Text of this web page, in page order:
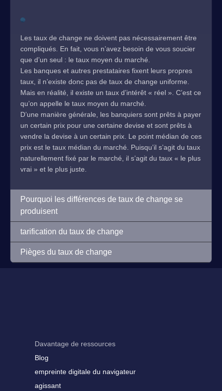
Les taux de change ne doivent pas nécessairement être
compliqués. En fait, vous n’avez besoin de vous soucier
que d’un seul : le taux moyen du marché.
Les banques et autres prestataires fixent leurs propres
taux, il n’existe donc pas de taux de change uniforme.
Mais en réalité, il existe un taux d’intérêt « réel ». C’est ce
qu’on appelle le taux moyen du marché.
D’une manière générale, les banquiers sont prêts à payer
un certain prix pour une certaine devise et sont prêts à
vendre la devise à un certain prix. Le point médian de ces
prix est le taux médian du marché. Puisqu’il s’agit du taux
naturellement fixé par le marché, il s’agit du taux « le plus
vrai » et le plus juste.
Pourquoi les différences de taux de change se
produisent
tarification du taux de change
Pièges du taux de change
Davantage de ressources
Blog
empreinte digitale du navigateur
agissant